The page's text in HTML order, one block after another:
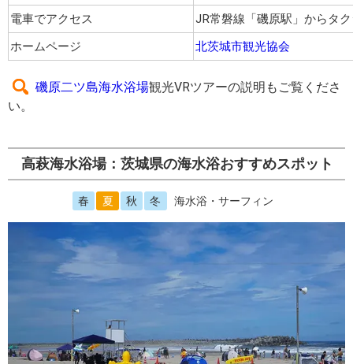
電車でアクセス
JR常磐線「磯原駅」からタ
ホームページ
北茨城市観光協会
磯原二ツ島海水浴場観光VRツアーの説明もご覧くださ
い。
高萩海水浴場：茨城県の海水浴おすすめスポット
春 夏 秋 冬 海水浴・サーフィン